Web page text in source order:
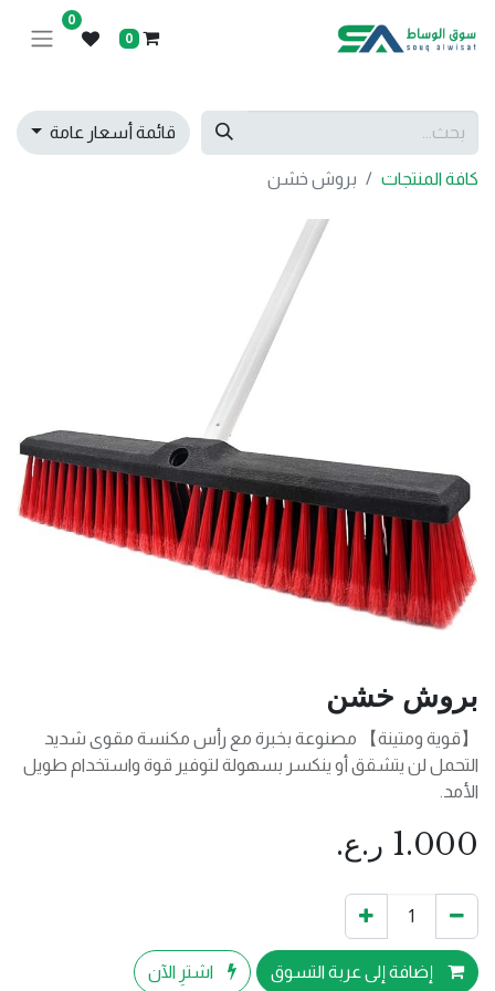
0
0
قائمة أسعار عامة
كافة المنتجات بروش خشن
بروش خشن
【قوية ومتينة】 مصنوعة بخبرة مع رأس مكنسة مقوى شديد
التحمل لن يتشقق أو ينكسر بسهولة لتوفير قوة واستخدام طويل
الأمد.
1.000 ر.ع.
إضافة إلى عربة التسوق اشترِ الآن